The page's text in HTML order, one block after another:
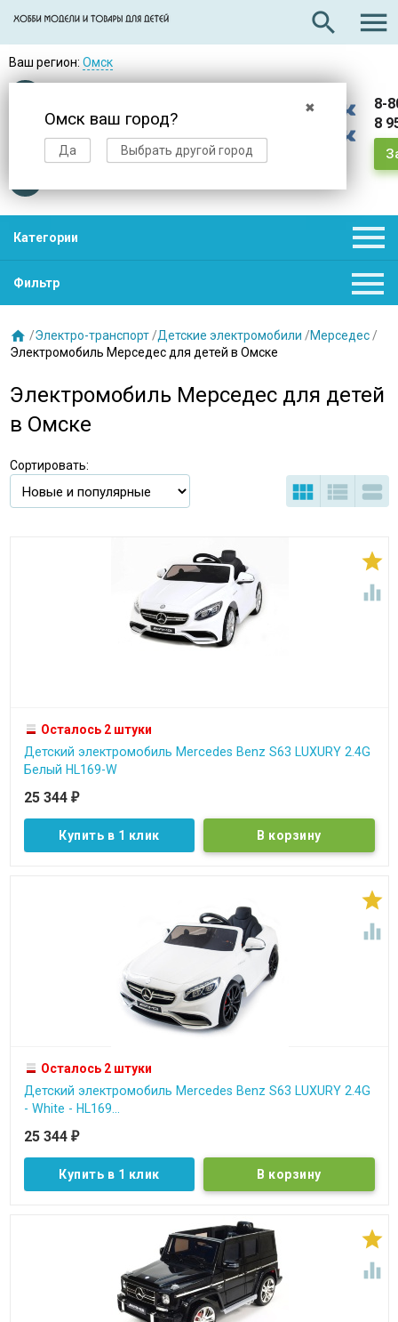
search 
Ваш регион: Омск
✖
Омск ваш город?
Да Выбрать другой город
Доставкав день заказа
8-
8
Категории 
Фильтр 
 /Электро-транспорт /Детские электромобили /Мерседес /
Электромобиль Мерседес для детей в Омске
Электромобиль Мерседес для детей
в Омске
Сортировать:
  


Осталось 2 штуки
Детский электромобиль Mercedes Benz S63 LUXURY 2.4G
Белый HL169-W
25 344 ₽
Купить в 1 клик


Осталось 2 штуки
Детский электромобиль Mercedes Benz S63 LUXURY 2.4G
- White - HL169...
25 344 ₽
Купить в 1 клик

